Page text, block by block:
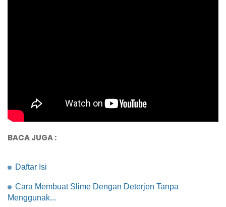
BACA JUGA :
Daftar Isi
Cara Membuat Slime Dengan Deterjen Tanpa
Menggunak...